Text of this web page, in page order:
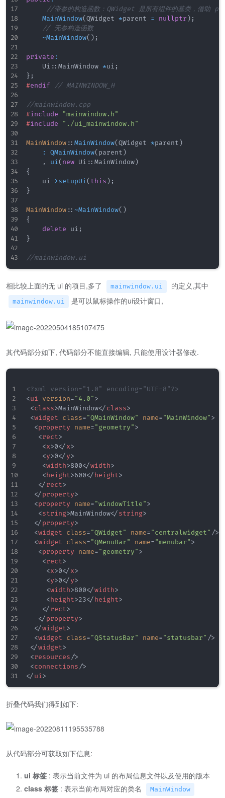
//带参的构造函数：QWidget 是所有组件的基类，借助
MainWindow(QWidget *parent = nullptr ) ;
// 无参构造函数
~MainWindow( ) ;
private :
    Ui
:: MainWindow *ui ;
} ;
#endif // MAINWINDOW_H
//mainwindow.cpp
#include
"mainwindow.h"
#include "./ui_mainwindow.h"
MainWindow :: MainWindow(QWidget *parent )
:
QMainWindow( parent )
,
ui( new Ui :: MainWindow)
{
    ui
->setupUi( this ) ;
}
MainWindow :: ~MainWindow( )
{
delete ui ;
}
//mainwindow.ui
相比较上面的无 ui 的项目,多了 mainwindow.ui 的定义,其中
mainwindow.ui 是可以鼠标操作的ui设计窗口,
其代码部分如下, 代码部分不能直接编辑, 只能使用设计器修改.
<?xml version="1.0" encoding="UTF-8"?>
<ui version="4.0">
<class>MainWindow</class>
<widget class="QMainWindow" name="MainWindow">
<property name="geometry">
<rect>
<x>0</x>
<y>0</y>
<width>800</width>
<height>600</height>
</rect>
</property>
<property name="windowTitle">
<string>MainWindow</string>
</property>
<widget class="QWidget" name="centralwidget" />
<widget class="QMenuBar" name="menubar">
<property name="geometry">
<rect>
<x>0</x>
<y>0</y>
<width>800</width>
<height>23</height>
</rect>
</property>
</widget>
<widget class="QStatusBar" name="statusbar" />
</widget>
<resources/>
<connections/>
</ui>
折叠代码我们得到如下:
从代码部分可获取如下信息:
ui 标签 : 表示当前文件为 ui 的布局信息文件以及使用的版本
class 标签 : 表示当前布局对应的类名 MainWindow